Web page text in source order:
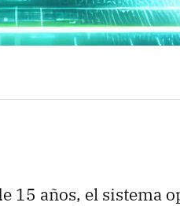
15 años, el sistema